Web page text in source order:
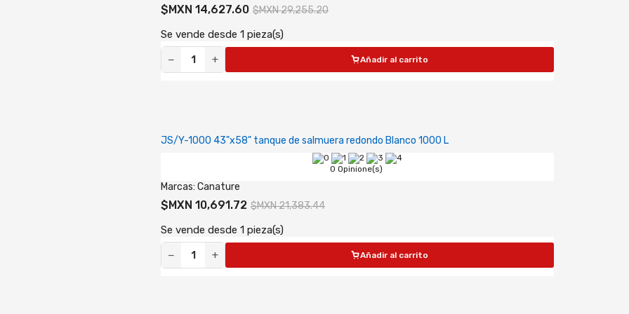
$MXN 14,627.60 $MXN 29,255.20
Se vende desde 1 pieza(s)
−
+ Añadir al carrito
JS/Y-1000 43"x58" tanque de salmuera redondo Blanco 1000 L
0 Opinione(s)
Marcas: Canature
$MXN 10,691.72 $MXN 21,383.44
Se vende desde 1 pieza(s)
−
+ Añadir al carrito